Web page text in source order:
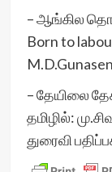
– ஆங்கில
Born to
– தேயிலை
தமிழில்:
துரைவி